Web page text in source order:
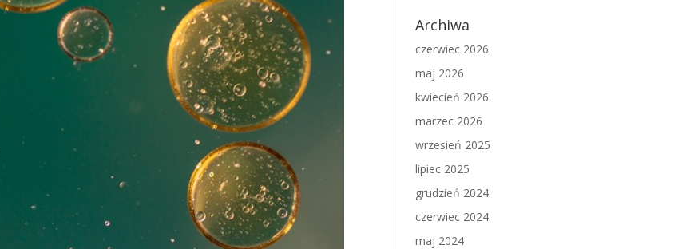
Archiwa
czerwiec 2026
maj 2026
kwiecień 2026
marzec 2026
wrzesień 2025
lipiec 2025
grudzień 2024
czerwiec 2024
maj 2024